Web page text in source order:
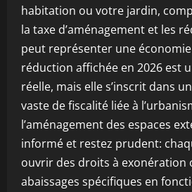
habitation ou votre jardin,
la taxe d’aménagement et les
peut représenter une
réduction affichée en 2026 est
réelle, mais elle s’inscrit dans
vaste de fiscalité liée à
l’aménagement des espaces
informé et restez prudent:
ouvrir des droits à exonération
abaissages spécifiques en